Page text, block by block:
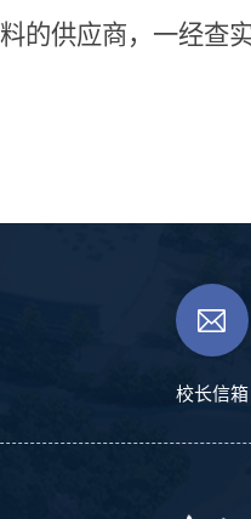
的供应商，一经查
校长信箱